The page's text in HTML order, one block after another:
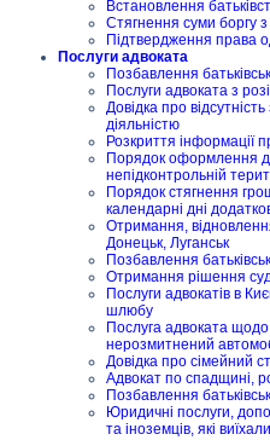
Встановлення
Стягнення суми боргу
Підтвердження права
Послуги адвоката
Позбавлення
Послуги адвоката з
Довідка про
діяльністю
Розкриття інформації
Порядок оформлення
непідконтрольній
Порядок стягнення
календарні дні
Отримання,
Донецьк, Луганськ
Позбавлення
Отримання рішення
Послуги адвокатів в
шлюбу
Послуга адвоката
нерозмитнений
Довідка про сімейний
Адвокат по спадщині,
Позбавлення
Юридичні послуги,
та іноземців, які